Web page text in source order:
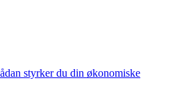
styrker du din økonomiske